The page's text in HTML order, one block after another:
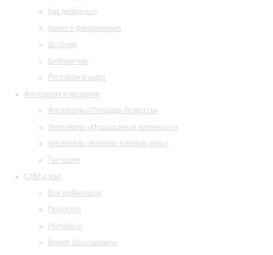
Как добраться
Визит в филармонию
История
Библиотека
Ресторан и кафе
Фестивали и гастроли
Фестиваль «Площадь Искусств»
Фестиваль «Музыкальная коллекция»
Фестиваль «Барокко в белую ночь»
Гастроли
СМИ о нас
Все публикации
Рецензии
Интервью
Время Шостаковича